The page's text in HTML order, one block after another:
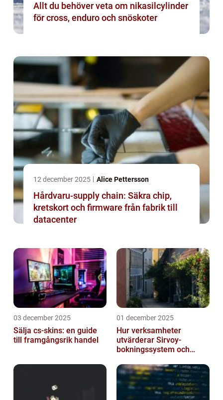
Allt du behöver veta om nikasilcylinder
för cross, enduro och snöskoter
12 december 2025 Alice Pettersson
Hårdvaru-supply chain: Säkra chip,
kretskort och firmware från fabrik till
datacenter
03 december 2025
Sälja cs-skins: en guide
till framgångsrik handel
01 december 2025
Hur verksamheter
utvärderar Sirvoy-
bokningssystem och